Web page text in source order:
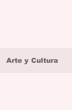
Arte y Cultura